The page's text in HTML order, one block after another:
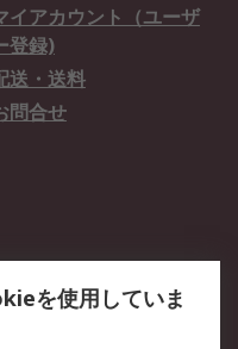
イアカウント（ユーザ
登録)
送・送料
問合せ
を使用していま